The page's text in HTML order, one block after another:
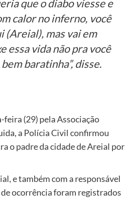
que o diabo viesse e
calor no inferno, você
(Areial), mas vai em
essa vida não pra você
baratinha”, disse.
(29) pela Associação
a Polícia Civil confirmou
o padre da cidade de Areial por
e também com a responsável
ocorrência foram registrados